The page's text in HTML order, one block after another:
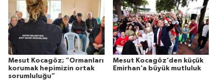
Mesut Kocagöz; “Ormanları
korumak hepimizin ortak
sorumluluğu”
Mesut Kocagöz’den küçük
Emirhan’a büyük mutluluk